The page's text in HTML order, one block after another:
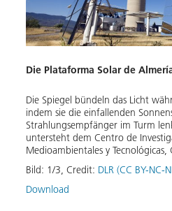
Die Plataforma Solar de
Die Spiegel bündeln das Licht
indem sie die einfallenden
Strahlungsempfänger im Turm
untersteht dem Centro de
Medioambientales y Tecnológicas,
Bild: 1/3, Credit: DLR (CC BY-NC-
Download